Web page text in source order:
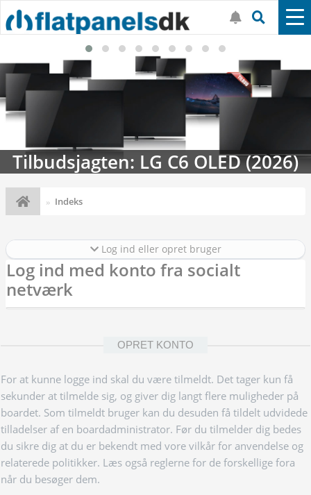
Tilbudsjagten: LG C6 OLED (2026)
Indeks
Log ind eller opret bruger
Log ind med konto fra socialt
netværk
OPRET KONTO
For at kunne logge ind skal du være tilmeldt. Det tager kun få
sekunder at tilmelde sig, og giver dig langt flere muligheder på
boardet. Som tilmeldt bruger kan du desuden få tildelt udvidede
tilladelser af en boardadministrator. Før du tilmelder dig bedes
du sikre dig at du er bekendt med vore vilkår for anvendelse og
relaterede politikker. Læs også reglerne for de forskellige fora
når du besøger dem.